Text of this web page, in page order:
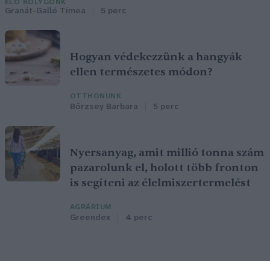
ÉLŐ BOLYGÓNK
Granát-Galló Tímea 5 perc
Hogyan védekezzünk a hangyák
ellen természetes módon?
OTTHONUNK
Börzsey Barbara 5 perc
Nyersanyag, amit millió tonna szám
pazarolunk el, holott több fronton
is segíteni az élelmiszertermelést
AGRÁRIUM
Greendex 4 perc